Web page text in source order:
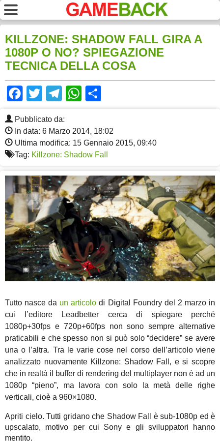
KILLZONE: SHADOW FALL GIRA A
1080P O NO? SPIEGAZIONE
TECNICA DELLA COSA
Facebook
TwitterTelegram
WhatsApp
Pubblicato da:
In data: 6 Marzo 2014, 18:02
Ultima modifica: 15 Gennaio 2015, 09:40
Tag: Killzone: Shadow Fall
Tutto nasce da un articolo di Digital Foundry del 2 marzo in
cui l’editore Leadbetter cerca di spiegare perché
1080p+30fps e 720p+60fps non sono sempre alternative
praticabili e che spesso non si può solo “decidere” se avere
una o l’altra. Tra le varie cose nel corso dell’articolo viene
analizzato nuovamente Killzone: Shadow Fall, e si scopre
che in realtà il buffer di rendering del multiplayer non è ad un
1080p “pieno”, ma lavora con solo la metà delle righe
verticali, cioè a 960×1080.
Apriti cielo. Tutti gridano che Shadow Fall è sub-1080p ed è
upscalato, motivo per cui Sony e gli sviluppatori hanno
mentito.